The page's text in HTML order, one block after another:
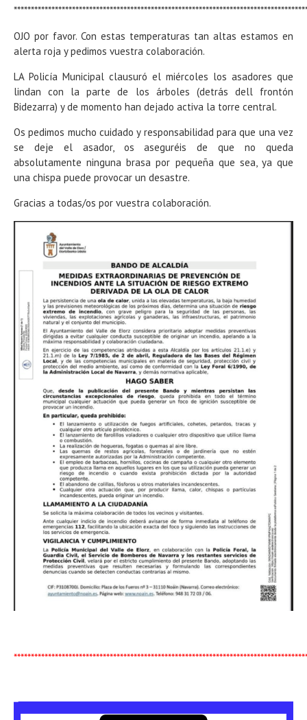
OJO por favor. Con estas temperaturas tan altas estamos en
alerta roja y pedimos vuestra colaboración.
LA Policía Municipal clausuró el miércoles los asadores que
lindan con la parte de los árboles (detrás dell frontón
Bidezarra) y de momento han dejado activa la torre central.
Os pedimos mucho cuidado y responsabilidad para que una vez
se deje el asador, os aseguréis de que no queda
absolutamente ninguna brasa por pequeña que sea, ya que
una chispa puede provocar un desastre.
Gracias a todas/os por vuestra colaboración.